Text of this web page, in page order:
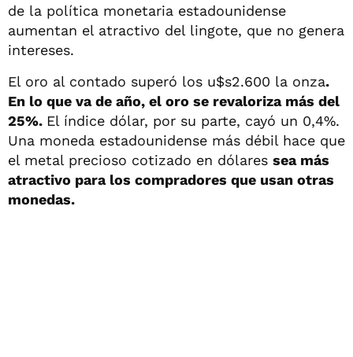
de la política monetaria estadounidense
aumentan el atractivo del lingote, que no genera
intereses.
El oro al contado superó los u$s2.600 la onza.
En lo que va de año, el oro se revaloriza más del
25%. El índice dólar, por su parte, cayó un 0,4%.
Una moneda estadounidense más débil hace que
el metal precioso cotizado en dólares sea más
atractivo para los compradores que usan otras
monedas.